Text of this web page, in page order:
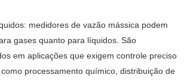
medidores de vazão mássica podem
gases quanto para líquidos. São
em aplicações que exigem controle preciso
processamento químico, distribuição de